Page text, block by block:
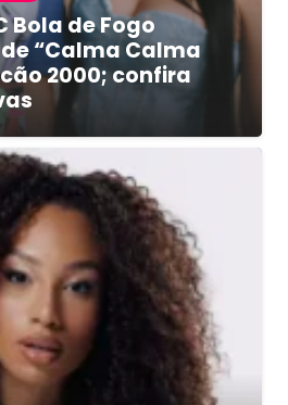
Bola de Fogo
“Calma Calma
2000; confira